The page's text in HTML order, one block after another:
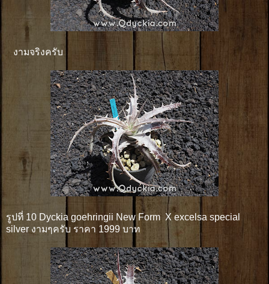
งามจริงครับ
รูปที่ 10 Dyckia goehringii New Form X excelsa special
silver งามๆครับ ราคา 1999 บาท